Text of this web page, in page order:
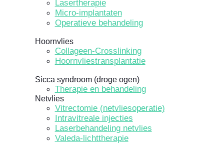
Lasertherapie
Micro-implantaten
Operatieve behandeling
Hoornvlies
Collageen-Crosslinking
Hoornvliestransplantatie
Sicca syndroom (droge ogen)
Therapie en behandeling
Netvlies
Vitrectomie (netvliesoperatie)
Intravitreale injecties
Laserbehandeling netvlies
Valeda-lichttherapie